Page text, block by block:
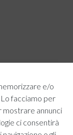
e/o
facciamo per
mostrare annunci
ci consentirà